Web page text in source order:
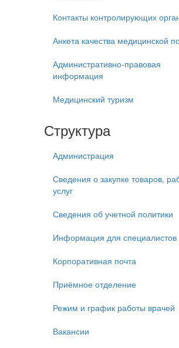
Контакты контролирующих
Анкета качества медицинской
Административно-правовая
информация
Медицинский туризм
Структура
Администрация
Сведения о закупке товаров,
услуг
Сведения об учетной политики
Информация для специалистов
Корпоративная почта
Приёмное отделение
Режим и график работы врачей
Вакансии